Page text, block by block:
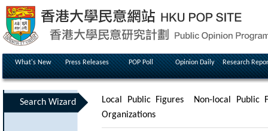
What's New Press Releases POP Poll Opinion Daily Research
Search Wizard Local Public Figures
Non-local Public
Organizations